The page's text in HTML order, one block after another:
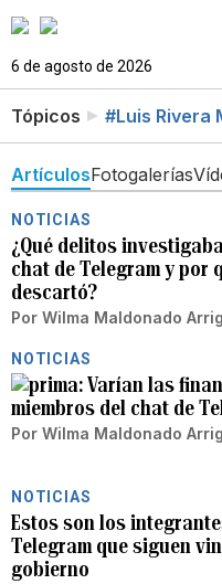
6 de agosto de 2026
Tópicos #Luis Rivera
ArtículosFotogalerías
NOTICIAS
¿Qué delitos
chat de Telegram y por
descartó?
Por Wilma Maldonado
NOTICIAS
Varían las
miembros del chat de
Por Wilma Maldonado
NOTICIAS
Estos son los
Telegram que siguen
gobierno